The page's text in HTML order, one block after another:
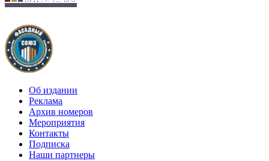
Об издании
Реклама
Архив номеров
Мероприятия
Контакты
Подписка
Наши партнеры